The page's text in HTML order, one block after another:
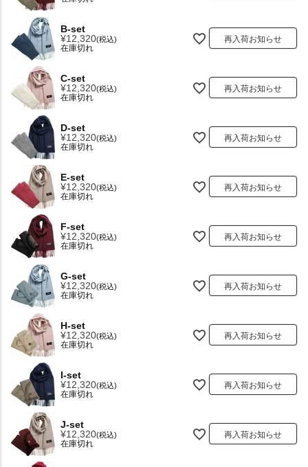
B-set
¥12,320 税込
在庫切れ
再入荷お知らせ
C-set
¥12,320 税込
在庫切れ
再入荷お知らせ
D-set
¥12,320 税込
在庫切れ
再入荷お知らせ
E-set
¥12,320 税込
在庫切れ
再入荷お知らせ
F-set
¥12,320 税込
在庫切れ
再入荷お知らせ
G-set
¥12,320 税込
在庫切れ
再入荷お知らせ
H-set
¥12,320 税込
在庫切れ
再入荷お知らせ
I-set
¥12,320 税込
在庫切れ
再入荷お知らせ
J-set
¥12,320 税込
在庫切れ
再入荷お知らせ